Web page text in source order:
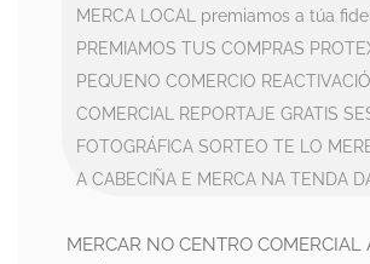
MERCA LOCAL
premiamos a túa
PREMIAMOS TUS COMPRAS
PEQUENO COMERCIO
COMERCIAL
REPORTAJE GRATIS
FOTOGRÁFICA SORTEO TE LO
A CABECIÑA E MERCA NA TENDA
MERCAR NO CENTRO COMERCIAL